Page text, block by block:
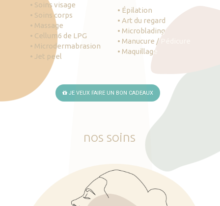
• Soins visage
• Soins corps
• Massage
• Cellum6 de LPG
• Microdermabrasion
• Jet peel
• Épilation
• Art du regard
• Microblading
• Manucure / Pédicure
• Maquillage
JE VEUX FAIRE UN BON CADEAUX
nos soins